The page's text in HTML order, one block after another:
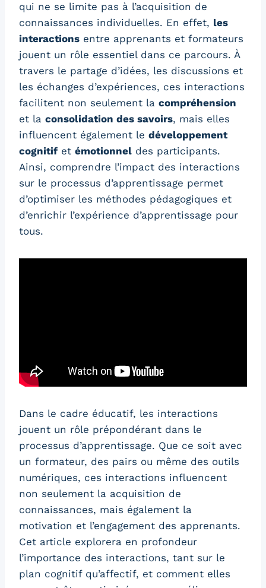
qui ne se limite pas à l’acquisition de
connaissances individuelles. En effet, les
interactions entre apprenants et formateurs
jouent un rôle essentiel dans ce parcours. À
travers le partage d’idées, les discussions et
les échanges d’expériences, ces interactions
facilitent non seulement la compréhension
et la consolidation des savoirs, mais elles
influencent également le développement
cognitif et émotionnel des participants.
Ainsi, comprendre l’impact des interactions
sur le processus d’apprentissage permet
d’optimiser les méthodes pédagogiques et
d’enrichir l’expérience d’apprentissage pour
tous.
Dans le cadre éducatif, les interactions
jouent un rôle prépondérant dans le
processus d’apprentissage. Que ce soit avec
un formateur, des pairs ou même des outils
numériques, ces interactions influencent
non seulement la acquisition de
connaissances, mais également la
motivation et l’engagement des apprenants.
Cet article explorera en profondeur
l’importance des interactions, tant sur le
plan cognitif qu’affectif, et comment elles